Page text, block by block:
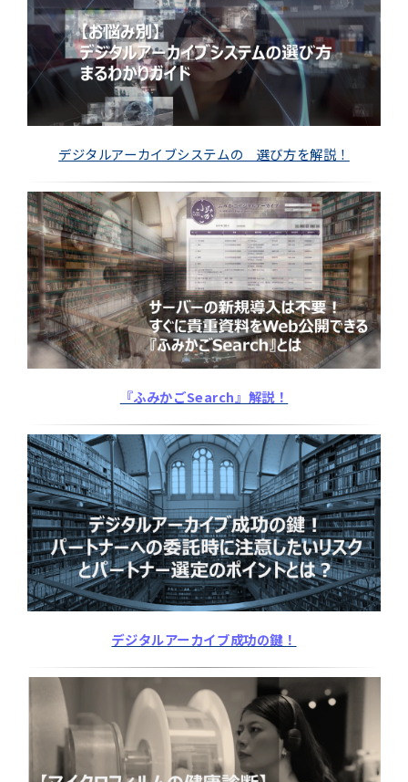
デジタルアーカイブシステムの 選び方を解説！
『ふみかごSearch』解説！
デジタルアーカイブ成功の鍵！